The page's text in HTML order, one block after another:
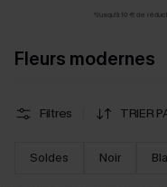
*Jusqu'à 10 € de
Fleurs modernes
Filtres TRIER
Soldes Noir